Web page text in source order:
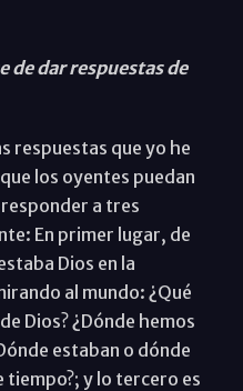
de dar respuestas de
respuestas que yo he
los oyentes puedan
a tres
En primer lugar, de
Dios en la
al mundo: ¿Qué
Dios? ¿Dónde hemos
estaban o dónde
tiempo?; y lo tercero es